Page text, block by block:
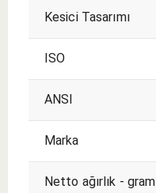
Kesici Tasarımı
ISO
ANSI
Marka
Netto ağırlık - gram